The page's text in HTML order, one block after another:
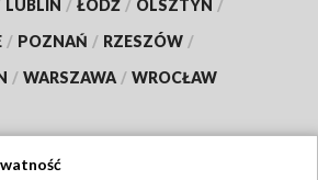
LUBLIN / ŁÓDŹ / OLSZTYN /
/ POZNAŃ / RZESZÓW /
/ WARSZAWA / WROCŁAW